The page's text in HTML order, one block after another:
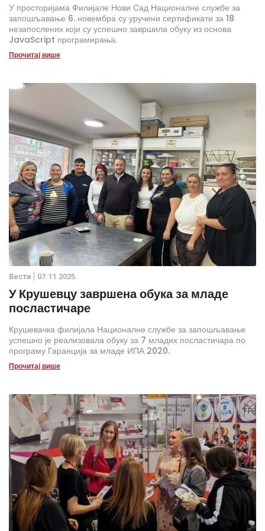
У просторијама Филијале Нови Сад Националне службе за
запошљавање 6. новембра су уручени сертификати за 18
незапослених који су успешно завршила обуку из основа
JavaScript програмирања.
Прочитај више
Вести 07.11.2025.
У Крушевцу завршена обука за младе
посластичаре
Крушевачка филијала Националне службе за запошљавање
успешно је реализовала обуку за 7 младих посластичара по
програму Гаранција за младе ИПА 2020.
Прочитај више